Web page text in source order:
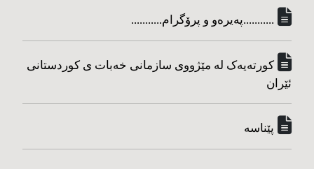
...........په‌یره‌و و پرۆگرام...........
کورته‌یه‌ک له مێژووی سازمانی خه‌بات ی کوردستانی
ئێران
پێناسه‌